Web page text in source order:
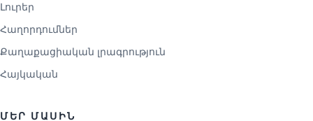
Լուրեր
Հաղորդումներ
Քաղաքացիական լրագրություն
Հայկական
ՄԵՐ ՄԱՍԻՆ